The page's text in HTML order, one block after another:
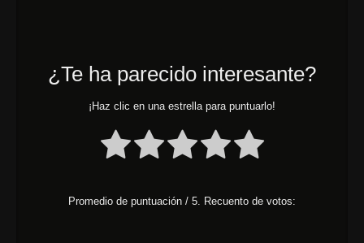
¿Te ha parecido interesante?
¡Haz clic en una estrella para puntuarlo!
Promedio de puntuación / 5. Recuento de votos: